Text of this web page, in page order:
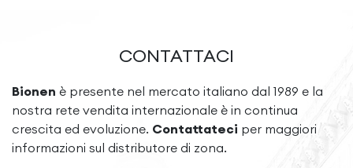
CONTATTACI
Bionen è presente nel mercato italiano dal 1989 e la
nostra rete vendita internazionale è in continua
crescita ed evoluzione. Contattateci per maggiori
informazioni sul distributore di zona.